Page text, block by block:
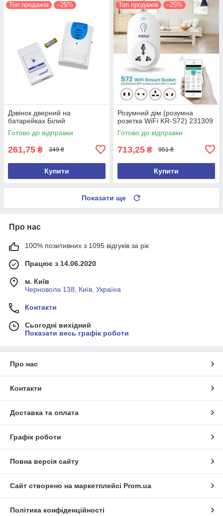
Топ продажів –25%
Дзвінок дверний на
батарейках Білий
Готово до відправки
261,75 ₴ 349 ₴
Купити
Топ продажів –25%
Розумний дім (розумна
розетка WiFi KR-S72) 231309
Готово до відправки
713,25 ₴ 951 ₴
Купити
Показати ще
Про нас
100% позитивних з 1095 відгуків за рік
Працює з 14.06.2020
м. Київ
Черновола 138, Київ, Україна
Контакти
Сьогодні вихідний
Показати весь графік роботи
Про нас
Контакти
Доставка та оплата
Графік роботи
Повна версія сайту
Сайт створено на маркетплейсі Prom.ua
Політика конфіденційності